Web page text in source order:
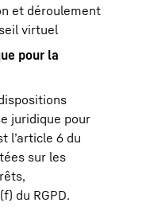
et déroulement
virtuel
pour la
juridique pour
l’article 6 du
sur les
du RGPD.